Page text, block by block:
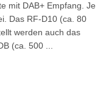
mit DAB+ Empfang. Je
Das RF-D10 (ca. 80
werden auch das
(ca. 500 ...